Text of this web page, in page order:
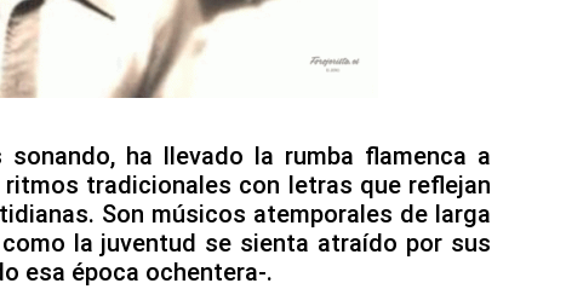
ha llevado la rumba flamenca a
tradicionales con letras que reflejan
Son músicos atemporales de larga
la juventud se sienta atraído por sus
esa época ochentera-.